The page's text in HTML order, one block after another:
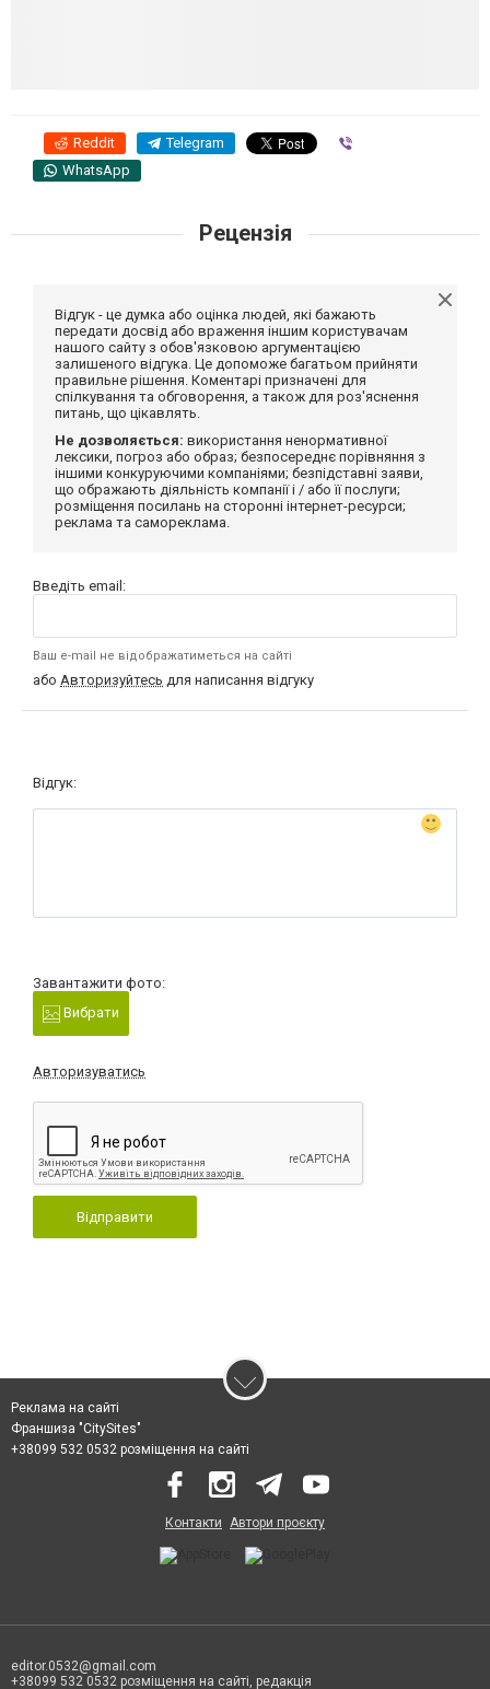
Reddit Telegram
WhatsApp
Рецензія
Відгук - це думка або оцінка людей, які бажають
передати досвід або враження іншим користувачам
нашого сайту з обов'язковою аргументацією
залишеного відгука. Це допоможе багатьом прийняти
правильне рішення. Коментарі призначені для
спілкування та обговорення, а також для роз'яснення
питань, що цікавлять.
Не дозволяється: використання ненормативної
лексики, погроз або образ; безпосереднє порівняння з
іншими конкуруючими компаніями; безпідставні заяви,
що ображають діяльність компанії і / або її послуги;
розміщення посилань на сторонні інтернет-ресурси;
реклама та самореклама.
Введіть email:
Ваш e-mail не відображатиметься на сайті
або Авторизуйтесь для написання відгуку
Відгук:
Завантажити фото:
Вибрати
Авторизуватись
Відправити
Реклама на сайті
Франшиза "CitySites"
+38099 532 0532 розміщення на сайті
Контакти Автори проєкту
editor.0532@gmail.com
+38099 532 0532 розміщення на сайті, редакція